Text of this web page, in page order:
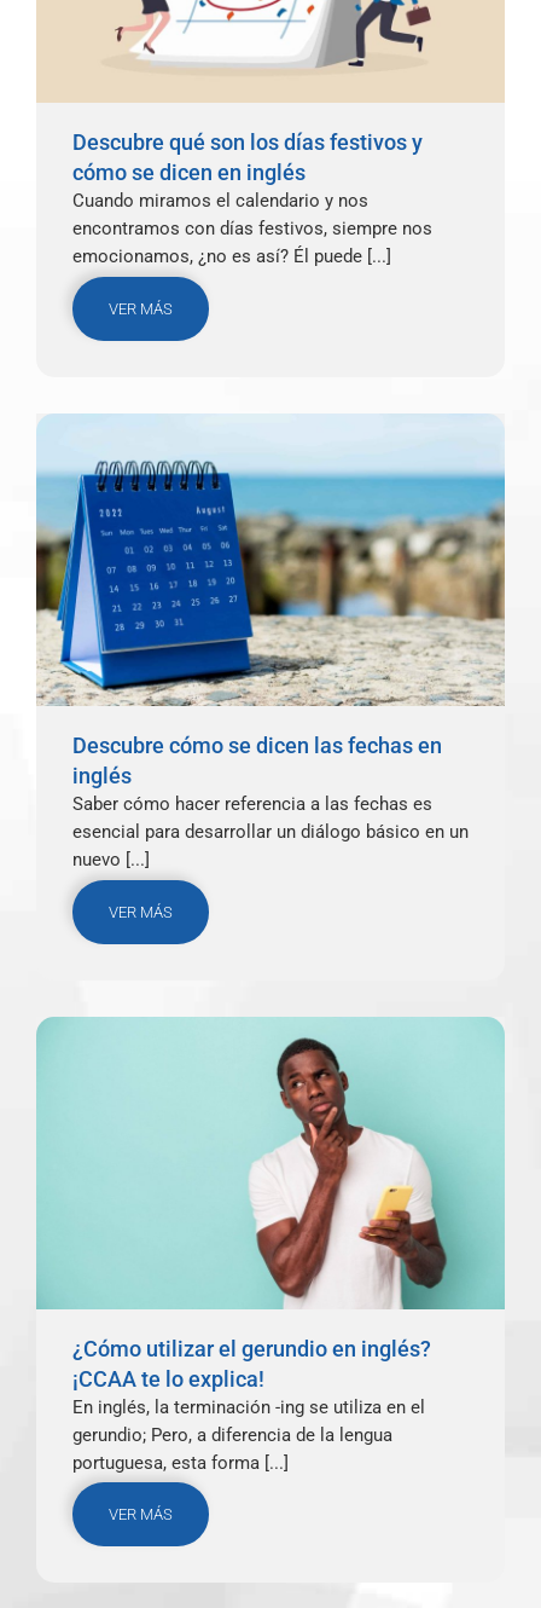
Descubre qué son los días festivos y
cómo se dicen en inglés
Cuando miramos el calendario y nos
encontramos con días festivos, siempre nos
emocionamos, ¿no es así? Él puede [...]
VER MÁS
Descubre cómo se dicen las fechas en
inglés
Saber cómo hacer referencia a las fechas es
esencial para desarrollar un diálogo básico en un
nuevo [...]
VER MÁS
¿Cómo utilizar el gerundio en inglés?
¡CCAA te lo explica!
En inglés, la terminación -ing se utiliza en el
gerundio; Pero, a diferencia de la lengua
portuguesa, esta forma [...]
VER MÁS